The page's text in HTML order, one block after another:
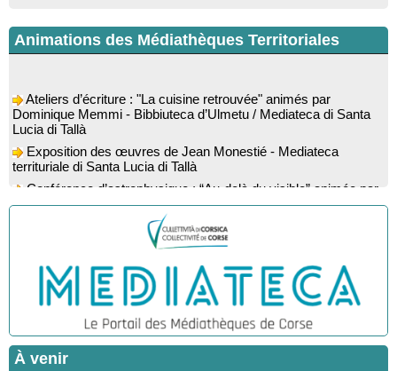
Animations des Médiathèques Territoriales
Dominique Memmi - Bibbiuteca d’Ulmetu / Mediateca di Santa
Lucia di Tallà
territuriale di Santa Lucia di Tallà
Bicchisgià
Exposition des œuvres de Dominique Malberti Morin :
"Racines, peintures acryliques et aquarelles" - Mediateca
territuriale di Santa Lucia di Tallà
Animation : "Petits lecteurs" - Médiathèque - Pitretu è
Bicchisgià
Veillée de contes à la forêt enchantée "U Mondu ditu
mignuleddu" par la Caravane de Conteurs - Currà
Spectacle musical : "Viaghju in Corsica cù Regina & Bruno",
À venir